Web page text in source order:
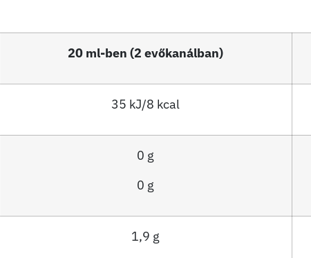
20 ml-ben (2 evőkanálban)
35 kJ/8 kcal
0 g
0 g
1,9 g